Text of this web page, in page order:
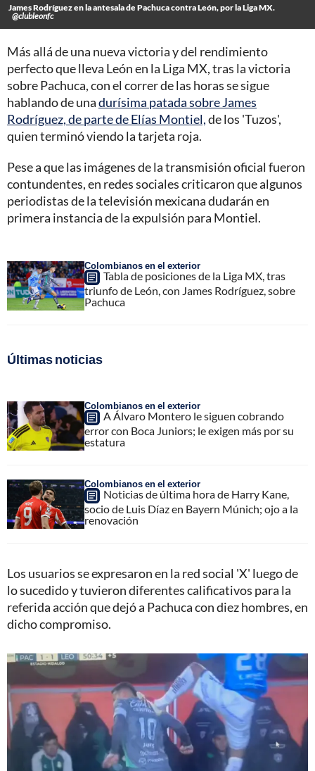
James Rodríguez en la antesala de Pachuca contra León, por la Liga MX.
@clubleonfc
Más allá de una nueva victoria y del rendimiento
perfecto que lleva León en la Liga MX, tras la victoria
sobre Pachuca, con el correr de las horas se sigue
hablando de unadurísima patada sobre James
Rodríguez, de parte de Elías Montiel,de los 'Tuzos',
quien terminó viendo la tarjeta roja.
Pese a que las imágenes de la transmisión oficial fueron
contundentes, en redes sociales criticaron que algunos
periodistas de la televisión mexicana dudarán en
primera instancia de la expulsión para Montiel.
Colombianos en el exterior
Tabla de posiciones de la Liga MX, tras
triunfo de León, con James Rodríguez, sobre
Pachuca
Últimas noticias
Colombianos en el exterior
A Álvaro Montero le siguen cobrando
error con Boca Juniors; le exigen más por su
estatura
Colombianos en el exterior
Noticias de última hora de Harry Kane,
socio de Luis Díaz en Bayern Múnich; ojo a la
renovación
Los usuarios se expresaron en la red social 'X' luego de
lo sucedido y tuvieron diferentes calificativos para la
referida acción que dejó a Pachuca con diez hombres, en
dicho compromiso.